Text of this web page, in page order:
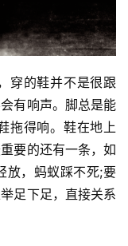
穿的鞋并不是很跟
有响声。脚总是能
拖得响。鞋在地上
要的还有一条，如
放，蚂蚁踩不死;要
足下足，直接关系